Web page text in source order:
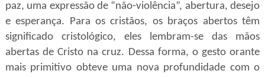
paz, uma expressão de “não-violência”, abertura, desejo
e esperança. Para os cristãos, os braços abertos têm
significado cristológico, eles lembram-se das mãos
abertas de Cristo na cruz. Dessa forma, o gesto orante
mais primitivo obteve uma nova profundidade com o